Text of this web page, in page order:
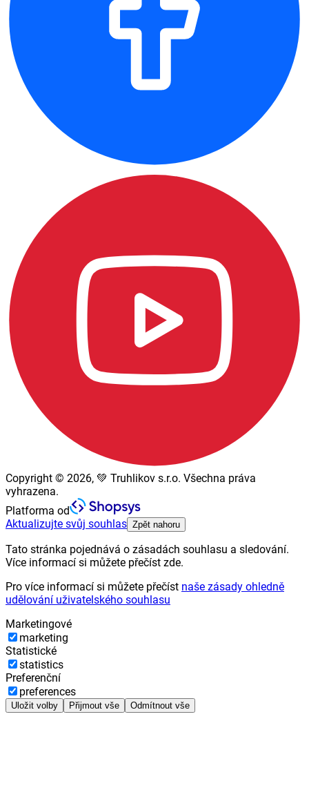
Copyright © 2026, 💚 Truhlikov s.r.o. Všechna práva
vyhrazena.
Platforma od
Aktualizujte svůj souhlas Zpět nahoru
Tato stránka pojednává o zásadách souhlasu a sledování.
Více informací si můžete přečíst zde.
Pro více informací si můžete přečíst naše zásady ohledně
udělování uživatelského souhlasu
Marketingové
marketing
Statistické
statistics
Preferenční
preferences
Uložit volby Přijmout vše Odmítnout vše